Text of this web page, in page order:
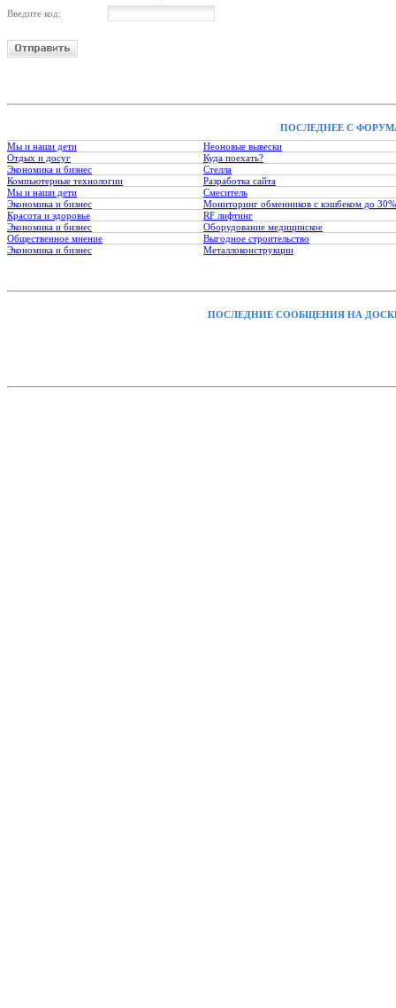
Введите код:
ПОСЛЕДНЕЕ С
Мы и наши дети
Неоновые вывески
Отдых и досуг
Куда поехать?
Экономика и бизнес
Стелла
Компьютерные технологии
Разработка сайта
Мы и наши дети
Смеситель
Экономика и бизнес
Мониторинг обменников с кэшбеком до 30%
Красота и здоровье
RF лифтинг
Экономика и бизнес
Оборудование медицинское
Общественное мнение
Выгодное строительство
Экономика и бизнес
Металлоконструкции
ПОСЛЕДНИЕ СООБЩЕНИЯ НА